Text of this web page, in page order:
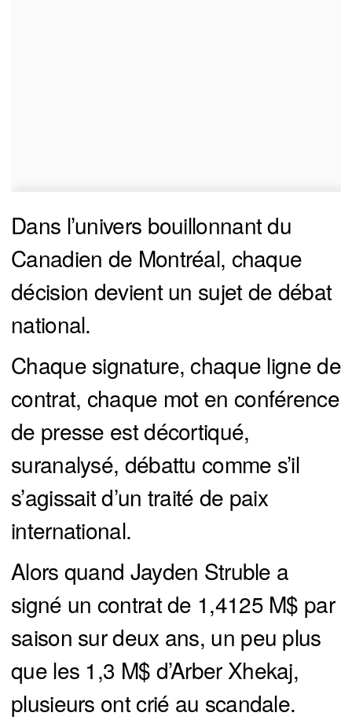
Dans l’univers bouillonnant du
Canadien de Montréal, chaque
décision devient un sujet de débat
national.
Chaque signature, chaque ligne de
contrat, chaque mot en conférence
de presse est décortiqué,
suranalysé, débattu comme s’il
s’agissait d’un traité de paix
international.
Alors quand Jayden Struble a
signé un contrat de 1,4125 M$ par
saison sur deux ans, un peu plus
que les 1,3 M$ d’Arber Xhekaj,
plusieurs ont crié au scandale.